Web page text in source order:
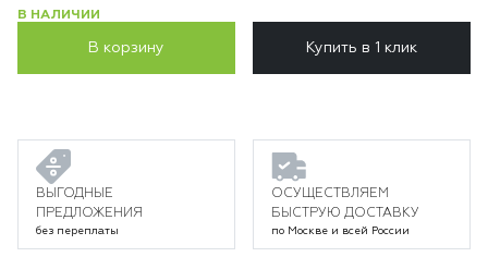
В НАЛИЧИИ
В корзину Купить в 1 клик
ВЫГОДНЫЕ
ПРЕДЛОЖЕНИЯ
без переплаты
ОСУЩЕСТВЛЯЕМ
БЫСТРУЮ ДОСТАВКУ
по Москве и всей России